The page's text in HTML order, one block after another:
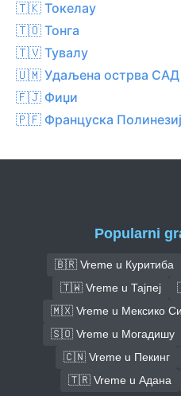
🇹🇰 Токелау
🇹🇴 Тонга
🇹🇻 Тувалу
🇺🇲 Удаљена острва САД
🇫🇯 Фиџи
🇵🇫 Француска
Popularni
🇧🇷 Vreme u Куритиба
🇹🇼 Vreme u Тајпеј
🇲🇽 Vreme u Мексико
🇸🇴 Vreme u Могадишу
🇨🇳 Vreme u Пекинг
🇹🇷 Vreme u Адана